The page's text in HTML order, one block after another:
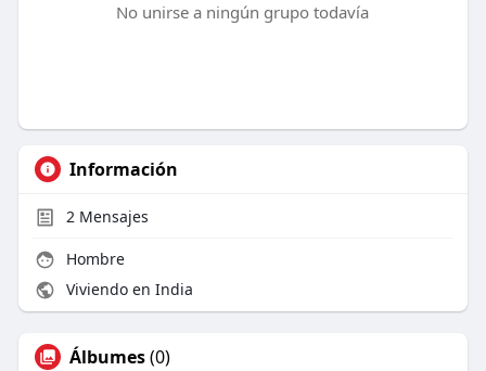
No unirse a ningún grupo todavía
Información
2Mensajes
Hombre
Viviendo en India
Álbumes(0)